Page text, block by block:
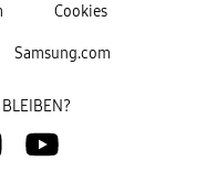
Cookies
Samsung.com